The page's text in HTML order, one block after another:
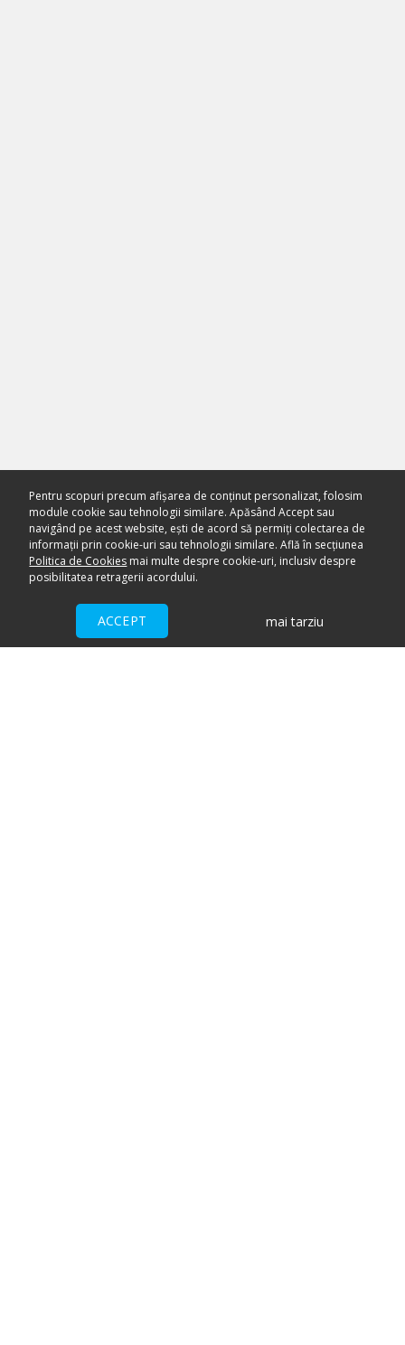
Pentru scopuri precum afișarea de conținut personalizat, folosim
module cookie sau tehnologii similare. Apăsând Accept sau
navigând pe acest website, ești de acord să permiți colectarea de
informații prin cookie-uri sau tehnologii similare. Află în secțiunea
Politica de Cookies mai multe despre cookie-uri, inclusiv despre
posibilitatea retragerii acordului.
ACCEPT mai tarziu